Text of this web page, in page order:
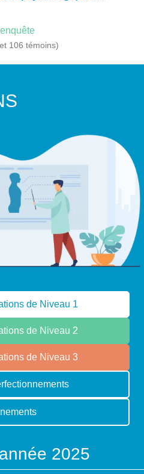
106 témoins)
de Niveau 1
de Niveau 2
de Niveau 3
2025